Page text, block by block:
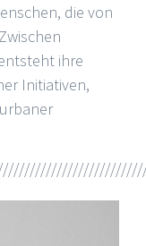
die von
ihre
Initiativen,